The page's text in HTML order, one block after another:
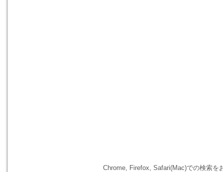
Chrome, Firefox, Safari(Mac)での検索を